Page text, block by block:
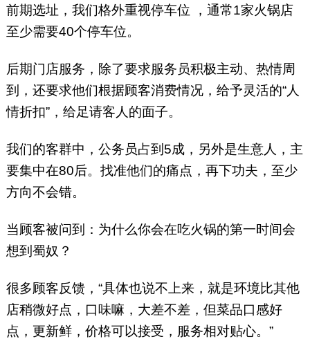
前期选址，我们格外重视停车位 ，通常1家火锅店
至少需要40个停车位。
后期门店服务，除了要求服务员积极主动、热情周
到，还要求他们根据顾客消费情况，给予灵活的“人
情折扣”，给足请客人的面子。
我们的客群中，公务员占到5成，另外是生意人，主
要集中在80后。找准他们的痛点，再下功夫，至少
方向不会错。
当顾客被问到：为什么你会在吃火锅的第一时间会
想到蜀奴？
很多顾客反馈，“具体也说不上来，就是环境比其他
店稍微好点，口味嘛，大差不差，但菜品口感好
点，更新鲜，价格可以接受，服务相对贴心。”